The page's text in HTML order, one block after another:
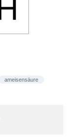
ameisensäure